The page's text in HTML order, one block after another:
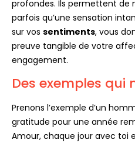
profondes. Ils permettent de
parfois qu’une sensation
sur vos sentiments, vous
preuve tangible de votre
engagement.
Des exemples qui
Prenons l’exemple d’un
gratitude pour une année
Amour, chaque jour avec toi